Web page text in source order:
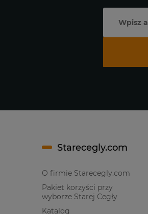
Starecegly.com
O firmie Starecegly.com
Pakiet korzyści przy
wyborze Starej Cegły
Katalog